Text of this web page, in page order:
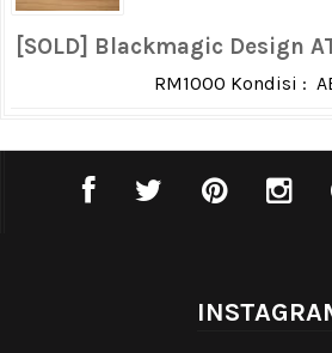
[SOLD] Blackmagic Design
RM1000 Kondisi :